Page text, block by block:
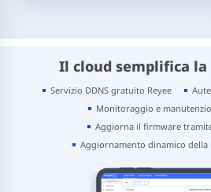
Il cloud semplifica
Servizio DDNS gratuito Reyee
Monitoraggio e
Aggiorna il firmware
Aggiornamento dinamico della